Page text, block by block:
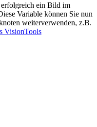
ein Bild im
Variable können Sie nun
weiterverwenden, z.B.
VisionTools